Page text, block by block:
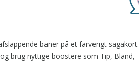
baner på et farverigt sagakort.
brug nyttige boostere som Tip, Bland,